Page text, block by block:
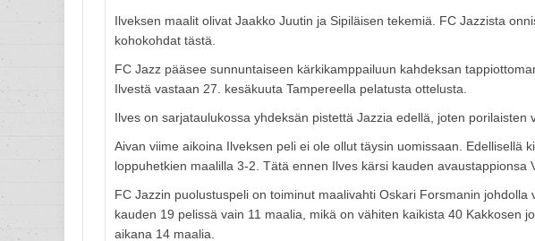
Ilveksen maalit olivat Jaakko Juutin ja Sipiläisen tekemiä. FC Jazzista
kohokohdat tästä.
FC Jazz pääsee sunnuntaiseen kärkikamppailuun kahdeksan
Ilvestä vastaan 27. kesäkuuta Tampereella pelatusta ottelusta.
Ilves on sarjataulukossa yhdeksän pistettä Jazzia edellä, joten porilaisten
Aivan viime aikoina Ilveksen peli ei ole ollut täysin uomissaan. Edellisellä
loppuhetkien maalilla 3-2. Tätä ennen Ilves kärsi kauden avaustappionsa
FC Jazzin puolustuspeli on toiminut maalivahti Oskari Forsmanin
kauden 19 pelissä vain 11 maalia, mikä on vähiten kaikista 40 Kakkosen
aikana 14 maalia.